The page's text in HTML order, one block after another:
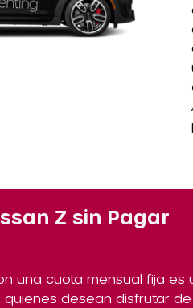
Z sin Pagar
una cuota mensual fija es
desean disfrutar de